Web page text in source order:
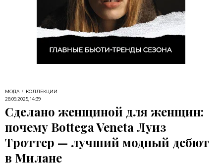
МОДА
КОЛЛЕКЦИИ
28.09.2025, 14:39
Сделано женщиной для женщин:
почему Bottega Veneta Луиз
Троттер — лучший модный дебют
в Милане